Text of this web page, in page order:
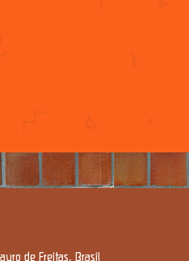
de Freitas, Brasil